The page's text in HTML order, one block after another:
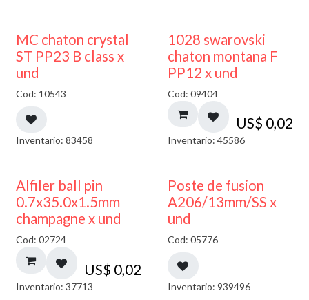
MC chaton crystal
ST PP23 B class x
und
Cod: 10543
Inventario: 83458
1028 swarovski
chaton montana F
PP12 x und
Cod: 09404
US$ 0,02
Inventario: 45586
Alfiler ball pin
0.7x35.0x1.5mm
champagne x und
Cod: 02724
US$ 0,02
Inventario: 37713
Poste de fusion
A206/13mm/SS x
und
Cod: 05776
Inventario: 939496